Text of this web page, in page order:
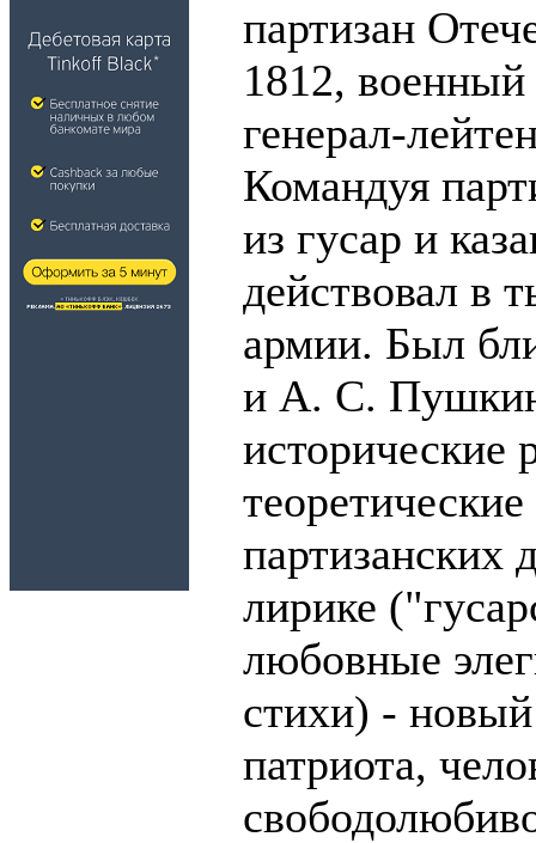
партизан
1812, военный
генерал-
Командуя
из гусар и
действовал в
армии. Был
и А. С.
исторические
партизанских
лирике
любовные
стихи) -
патриота,